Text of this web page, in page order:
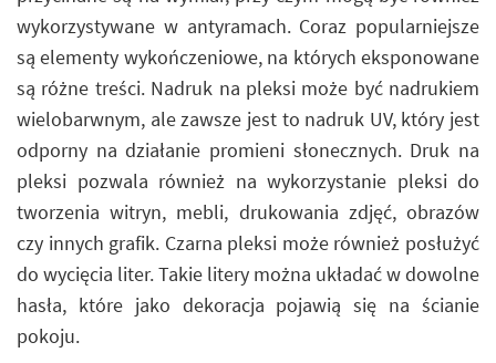
wykorzystywane w antyramach. Coraz popularniejsze
są elementy wykończeniowe, na których eksponowane
są różne treści. Nadruk na pleksi może być nadrukiem
wielobarwnym, ale zawsze jest to nadruk UV, który jest
odporny na działanie promieni słonecznych. Druk na
pleksi pozwala również na wykorzystanie pleksi do
tworzenia witryn, mebli, drukowania zdjęć, obrazów
czy innych grafik. Czarna pleksi może również posłużyć
do wycięcia liter. Takie litery można układać w dowolne
hasła, które jako dekoracja pojawią się na ścianie
pokoju.